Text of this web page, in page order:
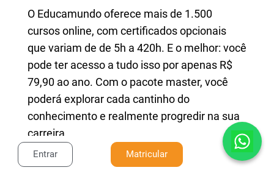
O Educamundo oferece mais de 1.500
cursos online, com certificados opcionais
que variam de de 5h a 420h. E o melhor: você
pode ter acesso a tudo isso por apenas R$
79,90 ao ano. Com o pacote master, você
poderá explorar cada cantinho do
conhecimento e realmente progredir na sua
carreira.
Então, não fique pra depois! Clique e confira
Entrar Matricular